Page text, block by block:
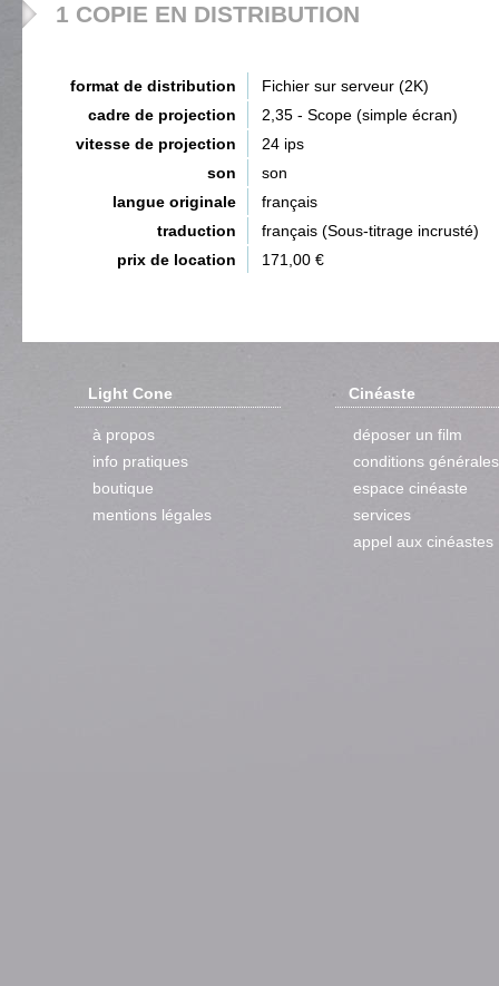
1 COPIE EN DISTRIBUTION
format de distribution
Fichier sur serveur (2K)
cadre de projection
2,35 - Scope (simple écran)
vitesse de projection
24 ips
son
son
langue originale
français
traduction
français (Sous-titrage incrusté)
prix de location
171,00 €
Light Cone
à propos
info pratiques
boutique
mentions légales
Cinéaste
déposer un film
conditions générales
espace cinéaste
services
appel aux cinéastes